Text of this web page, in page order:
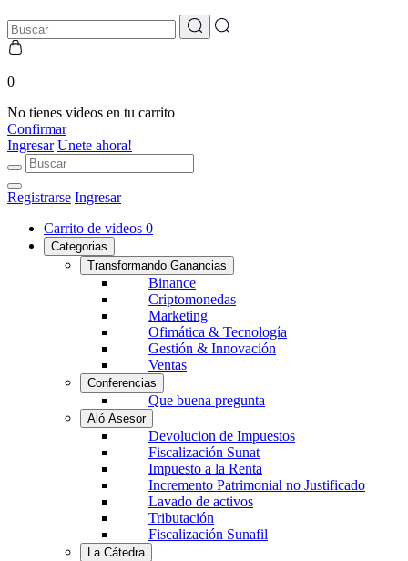
0
No tienes videos en tu carrito
Confirmar
Ingresar Unete ahora!
Registrarse Ingresar
Carrito de videos 0
Categorias
Transformando Ganancias
Binance
Criptomonedas
Marketing
Ofimática & Tecnología
Gestión & Innovación
Ventas
Conferencias
Que buena pregunta
Aló Asesor
Devolucion de Impuestos
Fiscalización Sunat
Impuesto a la Renta
Incremento Patrimonial no Justificado
Lavado de activos
Tributación
Fiscalización Sunafil
La Cátedra